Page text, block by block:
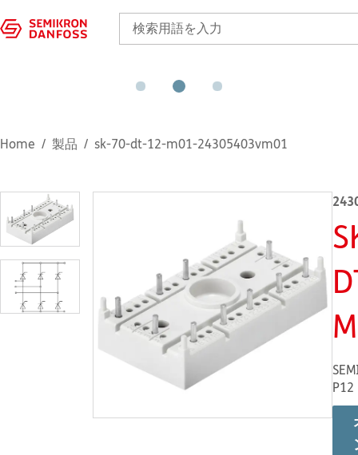
Home 製品 sk-70-dt-12-m01-24305403vm01
P12